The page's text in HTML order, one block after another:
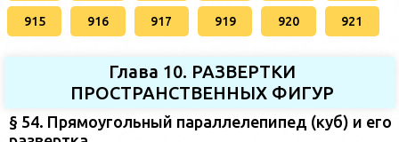
915 916 917 919 920 921
Глава 10. РАЗВЕРТКИ
ПРОСТРАНСТВЕННЫХ ФИГУР
§ 54. Прямоугольный параллелепипед (куб) и его